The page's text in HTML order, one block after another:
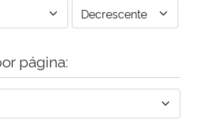
página: